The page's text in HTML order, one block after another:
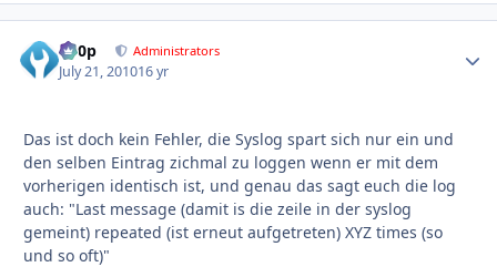
d00p Administrators
July 21, 201016 yr
Das ist doch kein Fehler, die Syslog spart sich nur ein und
den selben Eintrag zichmal zu loggen wenn er mit dem
vorherigen identisch ist, und genau das sagt euch die log
auch: "Last message (damit is die zeile in der syslog
gemeint) repeated (ist erneut aufgetreten) XYZ times (so
und so oft)"